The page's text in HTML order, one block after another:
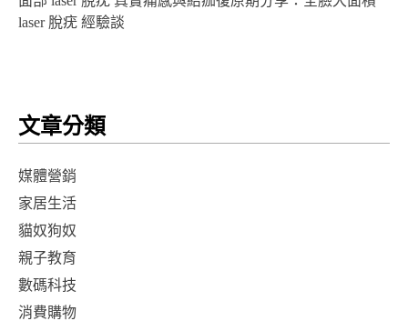
laser 脫疣 經驗談
文章分類
媒體營銷
家居生活
貓奴狗奴
親子教育
數碼科技
消費購物